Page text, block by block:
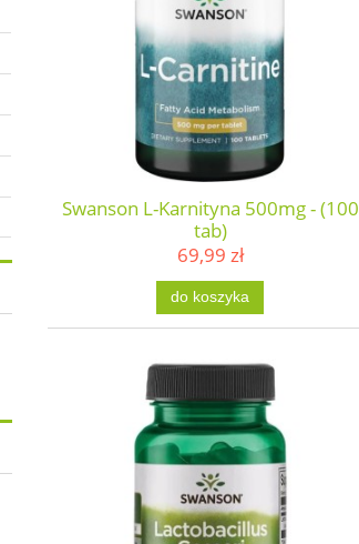
Swanson L-Karnityna 500mg - (100
tab)
69,99 zł
do koszyka